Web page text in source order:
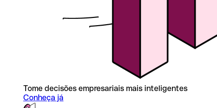
Tome decisões empresariais mais inteligentes
Conheça já